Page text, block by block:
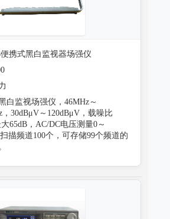
便携式黑白监视器场强仪
白监视场强仪，46MHz～
，30dBμV～120dBμV，载噪比
65dB，AC/DC电压测量0～
描频道100个，可存储99个频道的